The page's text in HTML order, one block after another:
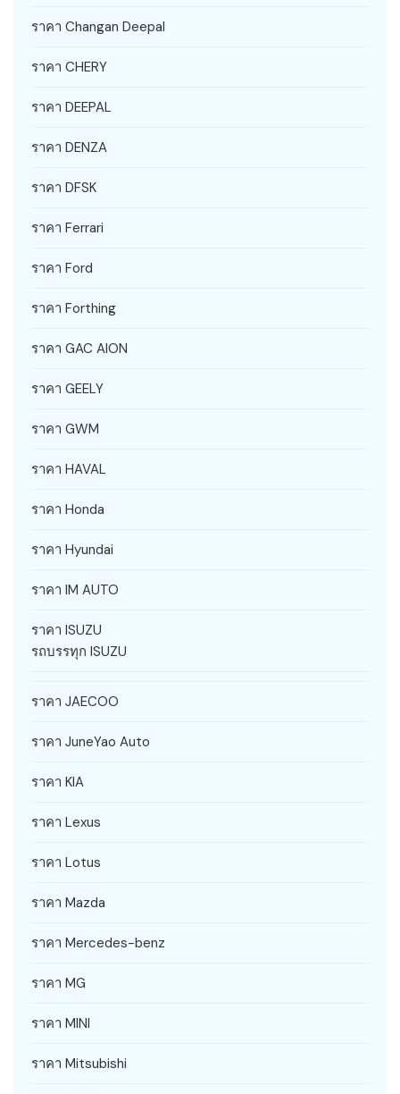
ราคา Changan Deepal
ราคา CHERY
ราคา DEEPAL
ราคา DENZA
ราคา DFSK
ราคา Ferrari
ราคา Ford
ราคา Forthing
ราคา GAC AION
ราคา GEELY
ราคา GWM
ราคา HAVAL
ราคา Honda
ราคา Hyundai
ราคา IM AUTO
ราคา ISUZU
รถบรรทุก ISUZU
ราคา JAECOO
ราคา JuneYao Auto
ราคา KIA
ราคา Lexus
ราคา Lotus
ราคา Mazda
ราคา Mercedes-benz
ราคา MG
ราคา MINI
ราคา Mitsubishi